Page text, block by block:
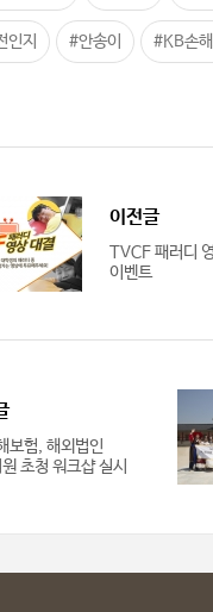
인지 #안송이 #KB손
이전글
TVCF 패러디
이벤트
보험, 해외법인
초청 워크샵 실시